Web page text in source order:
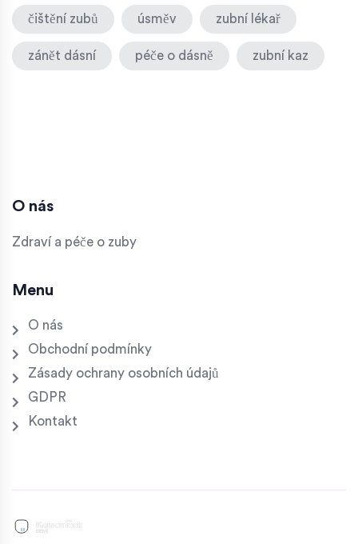
čištění zubů úsměv zubní lékař
zánět dásní péče o dásně zubní kaz
O nás
Zdraví a péče o zuby
Menu
O nás
Obchodní podmínky
Zásady ochrany osobních údajů
GDPR
Kontakt